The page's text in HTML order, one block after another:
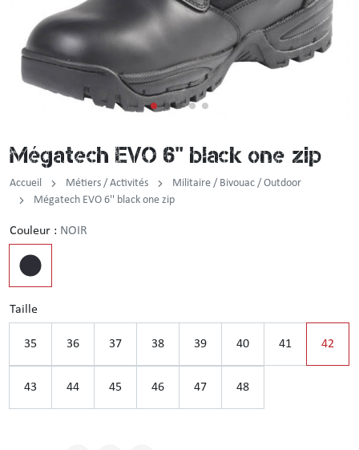
Mégatech EVO 6'' black one zip
Accueil Métiers / Activités
Militaire / Bivouac / Outdoor
Mégatech EVO 6'' black one zip
Couleur : NOIR
Taille
35 36 37 38 39 40 41 42
43 44 45 46 47 48
Tenue de pluie
Sous-vêtement
Chemise / Chemisette
Gilet
Chemise F1
Veste
Pull / Sweat-shirt
Incendie
Brassard / Chèche / Guêtre
Ceinture / Ceinturon